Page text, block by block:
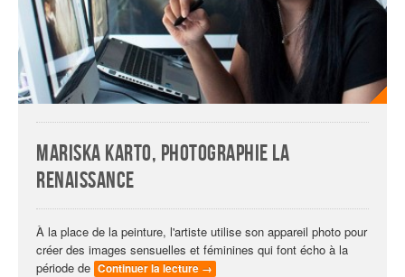
Mariska Karto, photographie la
Renaissance
À la place de la peinture, l'artiste utilise son appareil photo pour
créer des images sensuelles et féminines qui font écho à la
période de Continuer la lecture →